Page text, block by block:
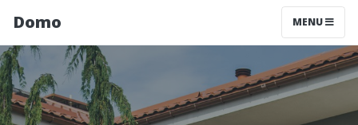
Domo MENU